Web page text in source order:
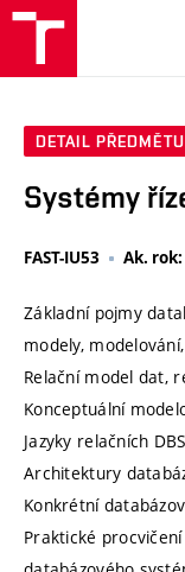
DETAIL PŘEDMĚTU
Systémy
FAST-IU53 Ak.
Základní pojmy
modely,
Relační model dat,
Konceptuální
Jazyky relačních
Architektury
Konkrétní
Praktické